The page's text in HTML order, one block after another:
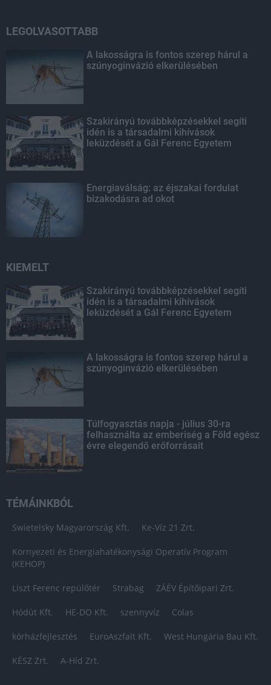
LEGOLVASOTTABB
A lakosságra is fontos szerep hárul a
szúnyoginvázió elkerülésében
Szakirányú továbbképzésekkel segíti
idén is a társadalmi kihívások
leküzdését a Gál Ferenc Egyetem
Energiaválság: az éjszakai fordulat
bizakodásra ad okot
KIEMELT
Szakirányú továbbképzésekkel segíti
idén is a társadalmi kihívások
leküzdését a Gál Ferenc Egyetem
A lakosságra is fontos szerep hárul a
szúnyoginvázió elkerülésében
Túlfogyasztás napja - július 30-ra
felhasználta az emberiség a Föld egész
évre elegendő erőforrásait
TÉMÁINKBÓL
Swietelsky Magyarország Kft. Ke-Víz 21 Zrt.
Környezeti és Energiahatékonysági Operatív Program
(KEHOP)
Liszt Ferenc repülőtér Strabag ZÁÉV Építőipari Zrt.
Hódút Kft. HE-DO Kft. szennyvíz Colas
kórházfejlesztés EuroAszfalt Kft. West Hungária Bau Kft.
KÉSZ Zrt. A-Híd Zrt.